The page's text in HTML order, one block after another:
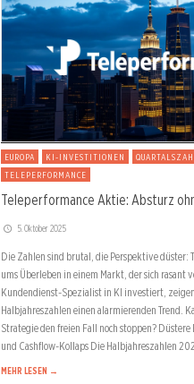
EUROPA KI-INVESTITIONEN
TELEPERFORMANCE
Teleperformance Aktie: Absturz
5. Oktober 2025
Die Zahlen sind brutal, die Perspektive düster:
ums Überleben in einem Markt, der sich rasant
Kundendienst-Spezialist in KI investiert,
Halbjahreszahlen einen alarmierenden Trend.
Strategie den freien Fall noch stoppen?
und Cashflow-Kollaps Die Halbjahreszahlen
MEHR LESEN →